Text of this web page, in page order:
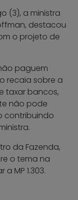
(3), a ministra
destacou
o projeto de
paguem
recaia sobre a
taxar bancos,
não pode
contribuindo
da Fazenda,
o tema na
MP 1.303.